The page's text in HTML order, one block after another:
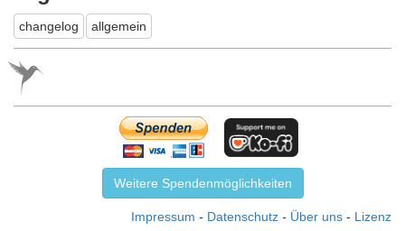
changelog allgemein
Weitere Spendenmöglichkeiten
Impressum - Datenschutz - Über uns - Lizenz